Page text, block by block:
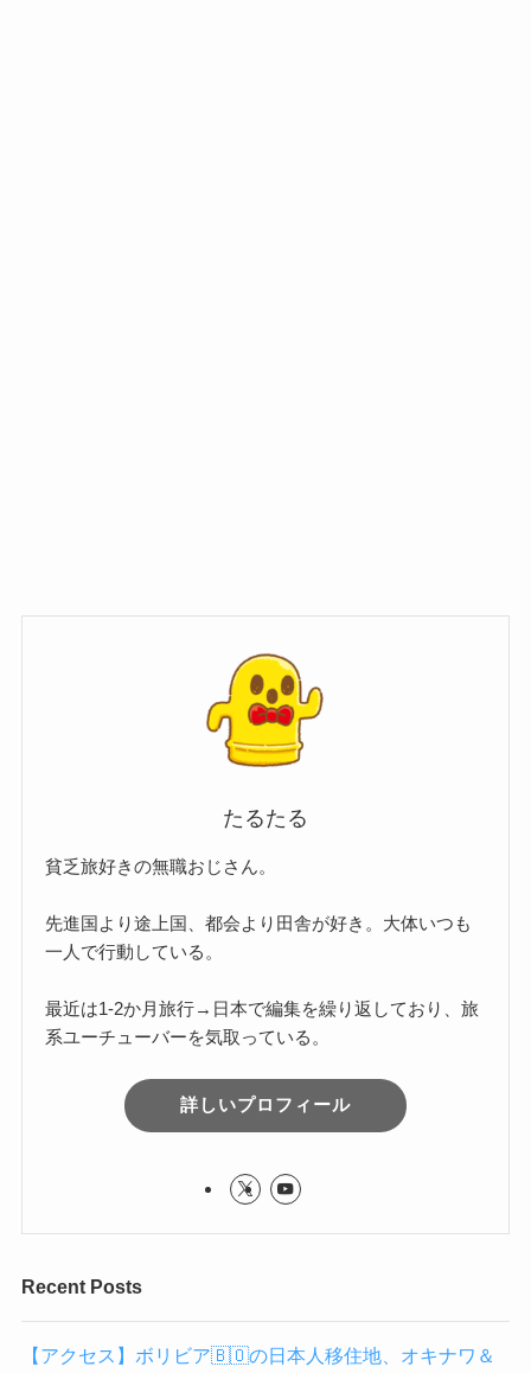
たるたる
貧乏旅好きの無職おじさん。
先進国より途上国、都会より田舎が好き。大体いつも
一人で行動している。
最近は1-2か月旅行→日本で編集を繰り返しており、旅
系ユーチューバーを気取っている。
詳しいプロフィール
Recent Posts
【アクセス】ボリビア🇧🇴の日本人移住地、オキナワ＆